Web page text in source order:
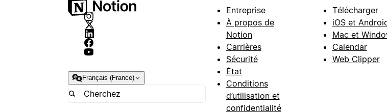
Français (France)
Entreprise
À propos de
Notion
Carrières
Sécurité
État
Conditions
d’utilisation et
confidentialité
Télécharger
iOS et
Mac et
Calendar
Web Clipper